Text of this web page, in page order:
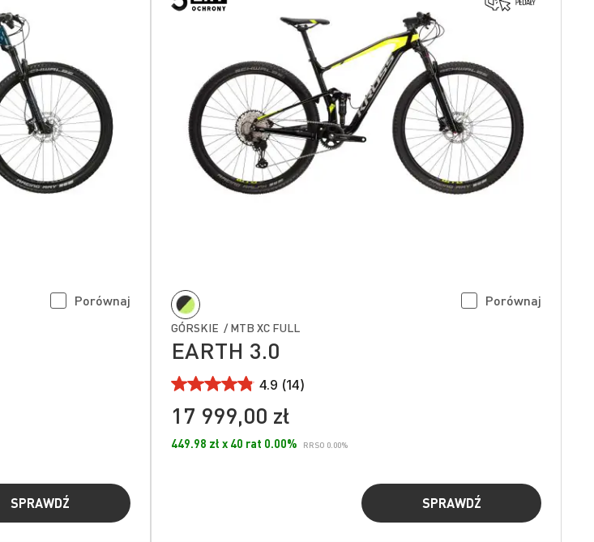
Porównaj
SPRAWDŹ
GÓRSKIE / MTB XC FULL
EARTH 3.0
4.9 (14)
Porównaj
17 999,00 zł
449.98 zł x 40 rat 0.00% RRSO 0.00%
SPRAWDŹ